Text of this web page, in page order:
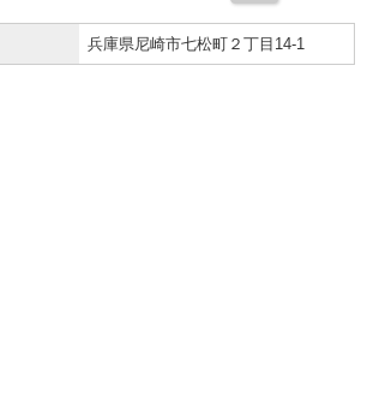
兵庫県尼崎市七松町２丁目14-1